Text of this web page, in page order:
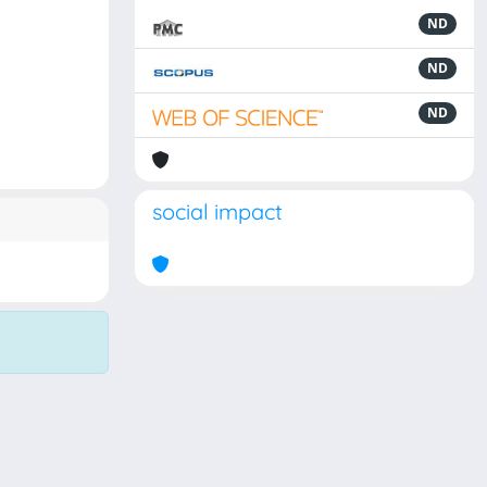
ND
ND
ND
social impact